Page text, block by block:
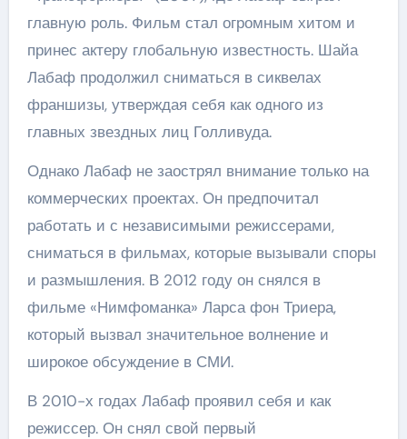
главную роль. Фильм стал огромным хитом и
принес актеру глобальную известность. Шайа
Лабаф продолжил сниматься в сиквелах
франшизы, утверждая себя как одного из
главных звездных лиц Голливуда.
Однако Лабаф не заострял внимание только на
коммерческих проектах. Он предпочитал
работать и с независимыми режиссерами,
сниматься в фильмах, которые вызывали споры
и размышления. В 2012 году он снялся в
фильме «Нимфоманка» Ларса фон Триера,
который вызвал значительное волнение и
широкое обсуждение в СМИ.
В 2010-х годах Лабаф проявил себя и как
режиссер. Он снял свой первый